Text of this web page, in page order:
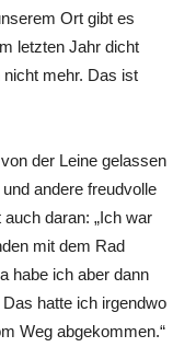
Ort gibt es
letzten Jahr dicht
mehr. Das ist
der Leine gelassen
andere freudvolle
daran: „Ich war
mit dem Rad
habe ich aber dann
hatte ich irgendwo
Weg abgekommen.“